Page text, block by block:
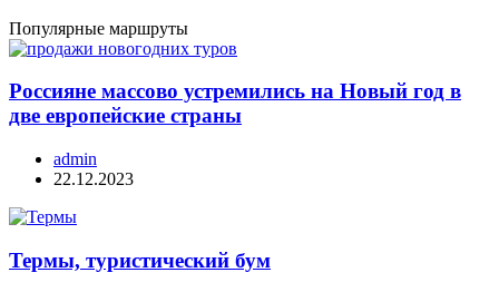
Популярные маршруты
Россияне массово устремились на Новый год в
две европейские страны
admin
22.12.2023
Термы, туристический бум